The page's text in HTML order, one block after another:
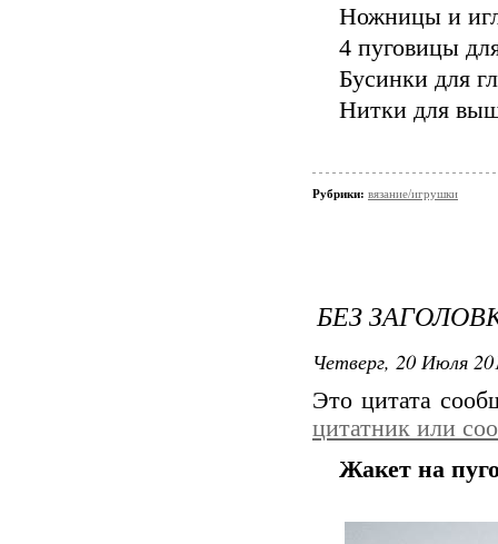
Ножницы и
4 пуговицы
Бусинки для
Нитки для
Рубрики: вязание/игрушки
БЕЗ
Четверг, 20 Июля
Это цитата
цитатник или
Жакет на